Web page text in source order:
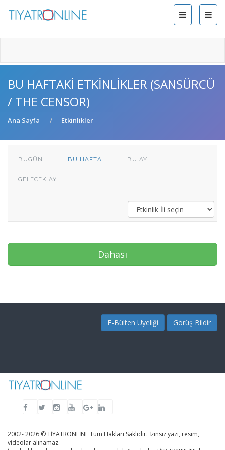
BU HAFTAKI ETKINLIKLER (SANSÜRCÜ
/ THE CENSOR)
Ana Sayfa Etkinlikler
BUGÜN BU HAFTA BU AY
GELECEK AY
Dahası
E-Bülten Üyeliği Görüş Bildir
2002- 2026 © TİYATRONLİNE Tüm Hakları Saklıdır. İzinsiz yazı, resim,
videolar alınamaz.